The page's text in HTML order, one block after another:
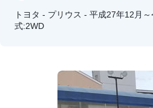
トヨタ - プリウス - 平成27年12月
式:2WD